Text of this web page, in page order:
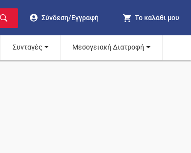
Σύνδεση/Εγγραφή Το καλάθι μου
Συνταγές Μεσογειακή Διατροφή